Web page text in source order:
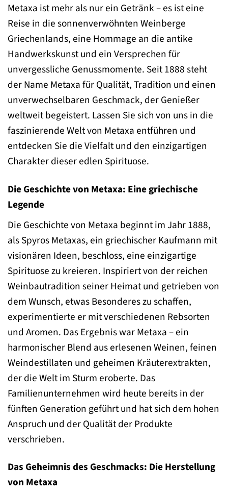
Metaxa ist mehr als nur ein Getränk – es ist eine
Reise in die sonnenverwöhnten Weinberge
Griechenlands, eine Hommage an die antike
Handwerkskunst und ein Versprechen für
unvergessliche Genussmomente. Seit 1888 steht
der Name Metaxa für Qualität, Tradition und einen
unverwechselbaren Geschmack, der Genießer
weltweit begeistert. Lassen Sie sich von uns in die
faszinierende Welt von Metaxa entführen und
entdecken Sie die Vielfalt und den einzigartigen
Charakter dieser edlen Spirituose.
Die Geschichte von Metaxa: Eine griechische
Legende
Die Geschichte von Metaxa beginnt im Jahr 1888,
als Spyros Metaxas, ein griechischer Kaufmann mit
visionären Ideen, beschloss, eine einzigartige
Spirituose zu kreieren. Inspiriert von der reichen
Weinbautradition seiner Heimat und getrieben von
dem Wunsch, etwas Besonderes zu schaffen,
experimentierte er mit verschiedenen Rebsorten
und Aromen. Das Ergebnis war Metaxa – ein
harmonischer Blend aus erlesenen Weinen, feinen
Weindestillaten und geheimen Kräuterextrakten,
der die Welt im Sturm eroberte. Das
Familienunternehmen wird heute bereits in der
fünften Generation geführt und hat sich dem hohen
Anspruch und der Qualität der Produkte
verschrieben.
Das Geheimnis des Geschmacks: Die Herstellung
von Metaxa